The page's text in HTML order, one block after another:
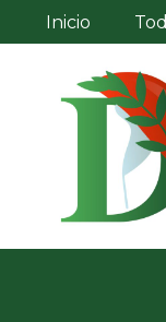
Inicio